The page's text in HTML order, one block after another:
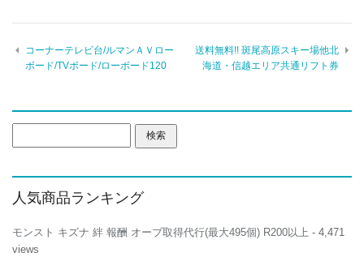
コーナーテレビ台/ルマンＡＶロー
ボード/TVボード/ローボード120
送料無料!! 斑尾高原スキー場他北
海道・信越エリア共通リフト券
索:
人気商品ランキング
モンスト キズナ 絆 報酬 オーブ取得代行(最大495個) R200以上 - 4,471
views